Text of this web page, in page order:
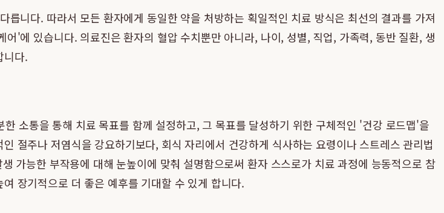
니다. 따라서 모든 환자에게 동일한 약을 처방하는 획일적인 치료 방식은 최선의 결과를 가져
'에 있습니다. 의료진은 환자의 혈압 수치뿐만 아니라, 나이, 성별, 직업, 가족력, 동반 질환, 생
니다.
소통을 통해 치료 목표를 함께 설정하고, 그 목표를 달성하기 위한 구체적인 '건강 로드맵'을
절주나 저염식을 강요하기보다, 회식 자리에서 건강하게 식사하는 요령이나 스트레스 관리법
가능한 부작용에 대해 눈높이에 맞춰 설명함으로써 환자 스스로가 치료 과정에 능동적으로 참
장기적으로 더 좋은 예후를 기대할 수 있게 합니다.